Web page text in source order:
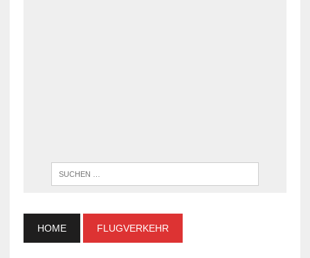
HOME FLUGVERKEHR